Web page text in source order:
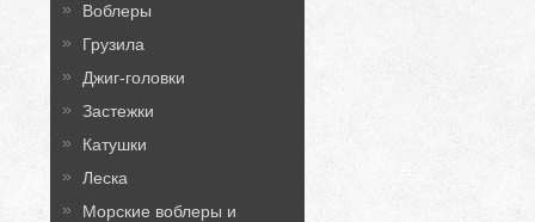
Воблеры
Грузила
Джиг-головки
Застежки
Катушки
Леска
Морские воблеры и